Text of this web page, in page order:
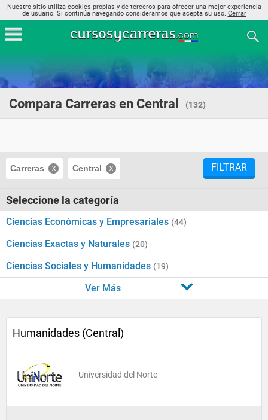
Nuestro sitio utiliza cookies propias y de terceros para ofrecer una mejor experiencia
de usuario. Si continúa navegando consideramos que acepta su uso. Cerrar
Compara Carreras en Central (132)
Carreras Central FILTRAR
Seleccione la categoría
Ciencias Económicas y Empresariales (44)
Ciencias Exactas y Naturales (20)
Ciencias Sociales y Humanidades (19)
Ver Más
Humanidades (Central)
Universidad del Norte